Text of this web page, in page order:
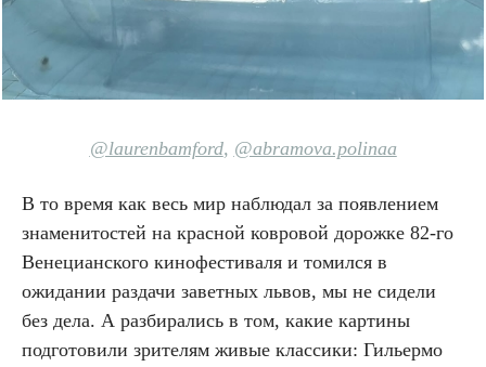
@laurenbamford, @abramova.polinaa
В то время как весь мир наблюдал за появлением
знаменитостей на красной ковровой дорожке 82-го
Венецианского кинофестиваля и томился в
ожидании раздачи заветных львов, мы не сидели
без дела. А разбирались в том, какие картины
подготовили зрителям живые классики: Гильермо